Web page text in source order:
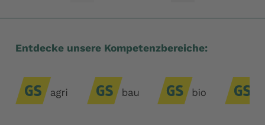
Zum Zum
Entdecke unsere Kompetenzbereiche: